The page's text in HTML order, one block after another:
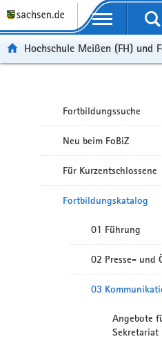
Portalübergreifende Navigation
Hochschule Meißen (FH) und
Fortbildungssuche
Neu beim FoBiZ
Für Kurzentschlossene
Fortbildungskatalog
01 Führung
02 Presse- und
03
Angebote
Sekretariat